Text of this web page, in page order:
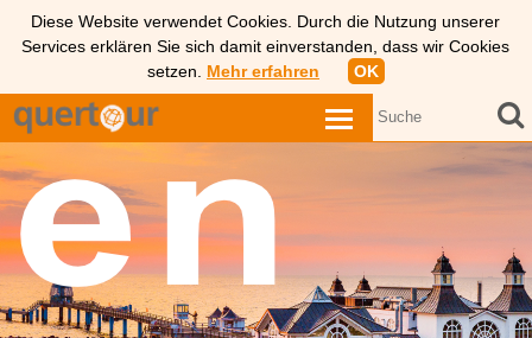
Diese Website verwendet Cookies. Durch die Nutzung unserer
Services erklären Sie sich damit einverstanden, dass wir Cookies
setzen. Mehr erfahren OK